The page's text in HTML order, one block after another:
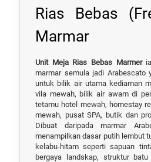
Rias Bebas
Marmar
Unit Meja Rias Bebas Marmer
marmar semula jadi Arabescato
untuk bilik air utama kediaman
vila mewah, bilik air awam di
tetamu hotel mewah, homestay
mewah, pusat SPA, butik dan
Dibuat daripada marmar
menampilkan dasar putih lembut
kelabu-hitam seperti sapuan
bergaya landskap, struktur